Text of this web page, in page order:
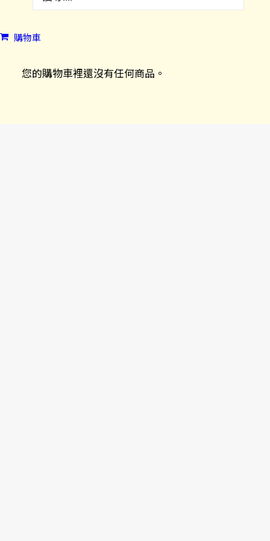
購物車
您的購物車裡還沒有任何商品。